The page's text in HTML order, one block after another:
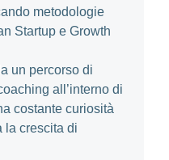
metodologie
Startup e Growth
un percorso di
all’interno di
costante curiosità
la crescita di